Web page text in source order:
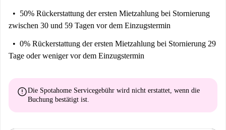
50% Rückerstattung der ersten Mietzahlung bei Stornierung
zwischen 30 und 59 Tagen vor dem Einzugstermin
0% Rückerstattung der ersten Mietzahlung bei Stornierung 29
Tage oder weniger vor dem Einzugstermin
errorDie Spotahome Servicegebühr wird nicht erstattet , wenn die
Buchung bestätigt ist.